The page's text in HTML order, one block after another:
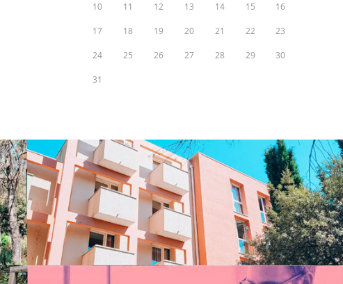
10 11 12 13 14 15 16
17 18 19 20 21 22 23
24 25 26 27 28 29 30
31